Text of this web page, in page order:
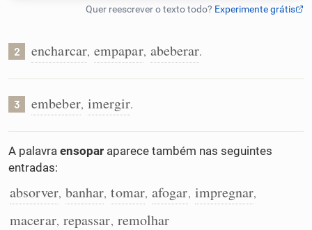
Humanizador de IA
Conexões
Caça-palavras
2 encharcar, empapar, abeberar.
3 embeber, imergir.
A palavra ensopar aparece também nas seguintes
entradas:
absorver, banhar, tomar, afogar, impregnar,
macerar, repassar, remolhar